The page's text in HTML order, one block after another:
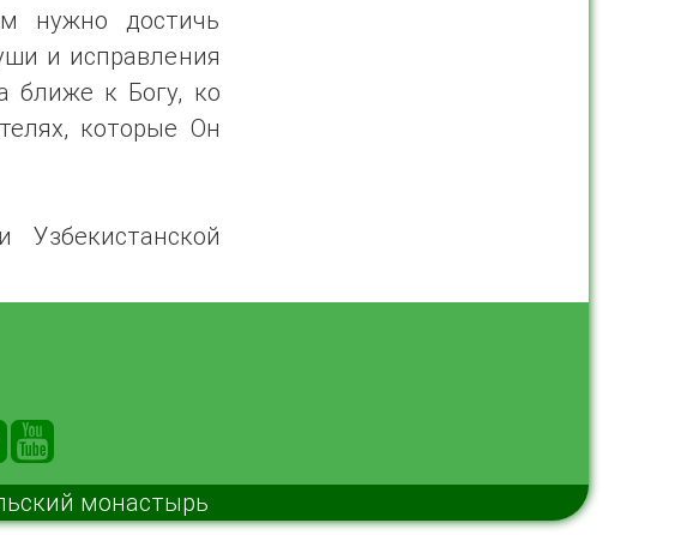
нужно достичь
и исправления
ближе к Богу, ко
которые Он
Узбекистанской
монастырь